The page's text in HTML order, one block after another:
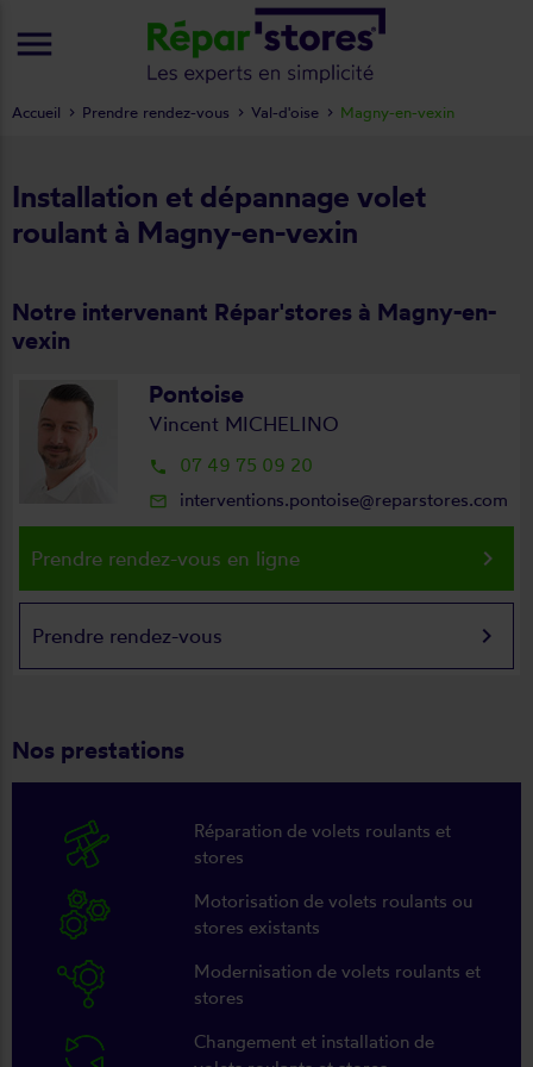
Installation et dépannage volet
roulant à Magny-en-vexin
Notre intervenant Répar'stores à Magny-en-
vexin
Pontoise
Vincent MICHELINO
local_phone 07 49 75 09 20
mail_outline interventions.pontoise@reparstores.com
Prendre rendez-vous en ligne keyboard_arrow_right
Prendre rendez-vous keyboard_arrow_right
Nos prestations
Réparation de volets roulants et
stores
Motorisation de volets roulants ou
stores existants
Modernisation de volets roulants et
stores
Changement et installation de
Accueil Prendre rendez-vous Val-d'oise Magny-en-vexin
menu